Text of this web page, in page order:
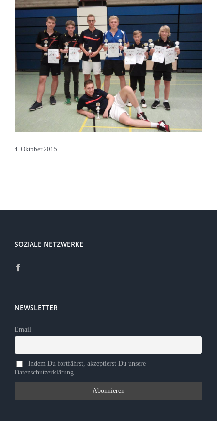
4. Oktober 2015
SOZIALE NETZWERKE
NEWSLETTER
Email
Indem Du fortfährst, akzeptierst Du unsere
Datenschutzerklärung.